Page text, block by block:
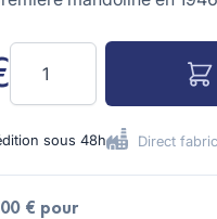
Quantité
sous 48h Direct
€ pour